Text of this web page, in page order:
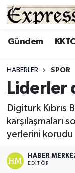
Gündem
HABERLER SPOR
Liderler
Digiturk
karşılaşmaları
yerlerini korudu
HABER
EDITÖR
ALAYKÖY
BİLİM
DÜNYA
EĞİTİM
Hava
Süper Lig
Son Dakika
Haber Arşivi